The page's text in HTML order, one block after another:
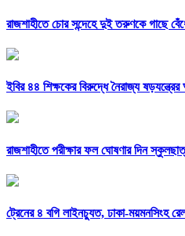
রাজশাহীতে চোর সন্দেহে দুই তরুণকে গাছে বেঁধে
ইবির ৪৪ শিক্ষকের বিরুদ্ধে নৈরাজ্য
রাজশাহীতে পরীক্ষার ফল ঘোষণার দিন
ট্রেনের ৪ বগি লাইনচ্যুত, ঢাকা-ময়মনসিংহ